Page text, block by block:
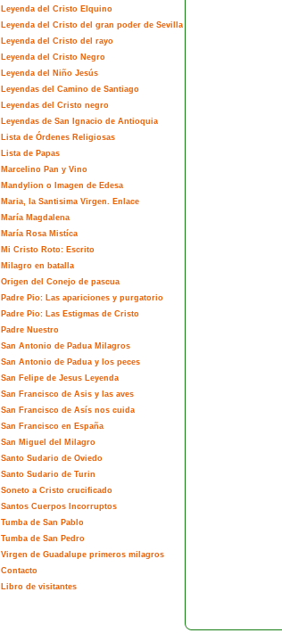
Leyenda del Cristo Elquino
Leyenda del Cristo del gran poder de Sevilla
Leyenda del Cristo del rayo
Leyenda del Cristo Negro
Leyenda del Niño Jesús
Leyendas del Camino de Santiago
Leyendas del Cristo negro
Leyendas de San Ignacio de Antioquia
Lista de Órdenes Religiosas
Lista de Papas
Marcelino Pan y Vino
Mandylion o Imagen de Edesa
Maria, la Santisima Virgen. Enlace
María Magdalena
María Rosa Mistíca
Mi Cristo Roto: Escrito
Milagro en batalla
Origen del Conejo de pascua
Padre Pio: Las apariciones y purgatorio
Padre Pio: Las Estigmas de Cristo
Padre Nuestro
San Antonio de Padua Milagros
San Antonio de Padua y los peces
San Felipe de Jesus Leyenda
San Francisco de Asis y las aves
San Francisco de Asís nos cuida
San Francisco en España
San Miguel del Milagro
Santo Sudario de Oviedo
Santo Sudario de Turin
Soneto a Cristo crucificado
Santos Cuerpos Incorruptos
Tumba de San Pablo
Tumba de San Pedro
Virgen de Guadalupe primeros milagros
Contacto
Libro de visitantes